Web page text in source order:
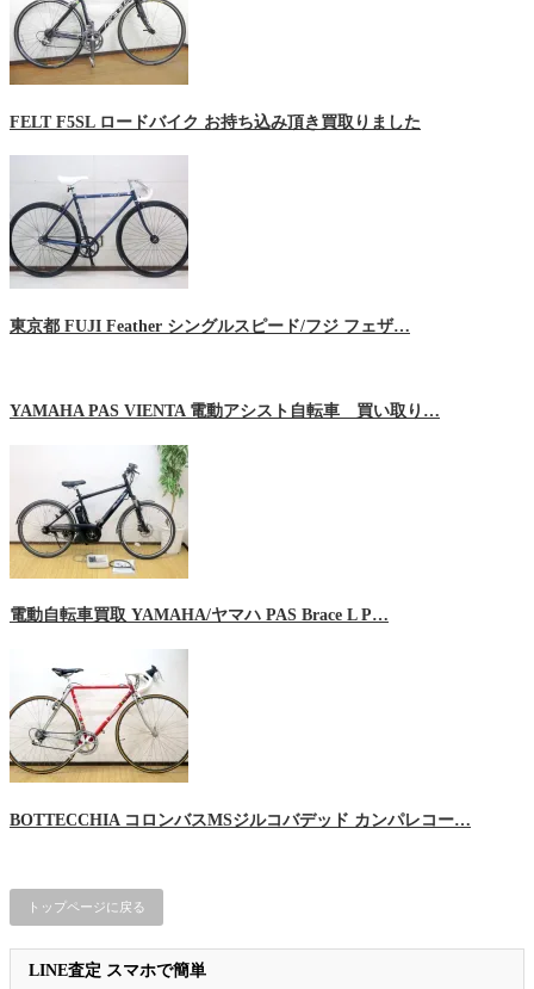
FELT F5SL ロードバイク お持ち込み頂き買取りました
東京都 FUJI Feather シングルスピード/フジ フェザ…
YAMAHA PAS VIENTA 電動アシスト自転車 買い取り…
電動自転車買取 YAMAHA/ヤマハ PAS Brace L P…
BOTTECCHIA コロンバスMSジルコバデッド カンパレコー…
トップページに戻る
LINE査定 スマホで簡単